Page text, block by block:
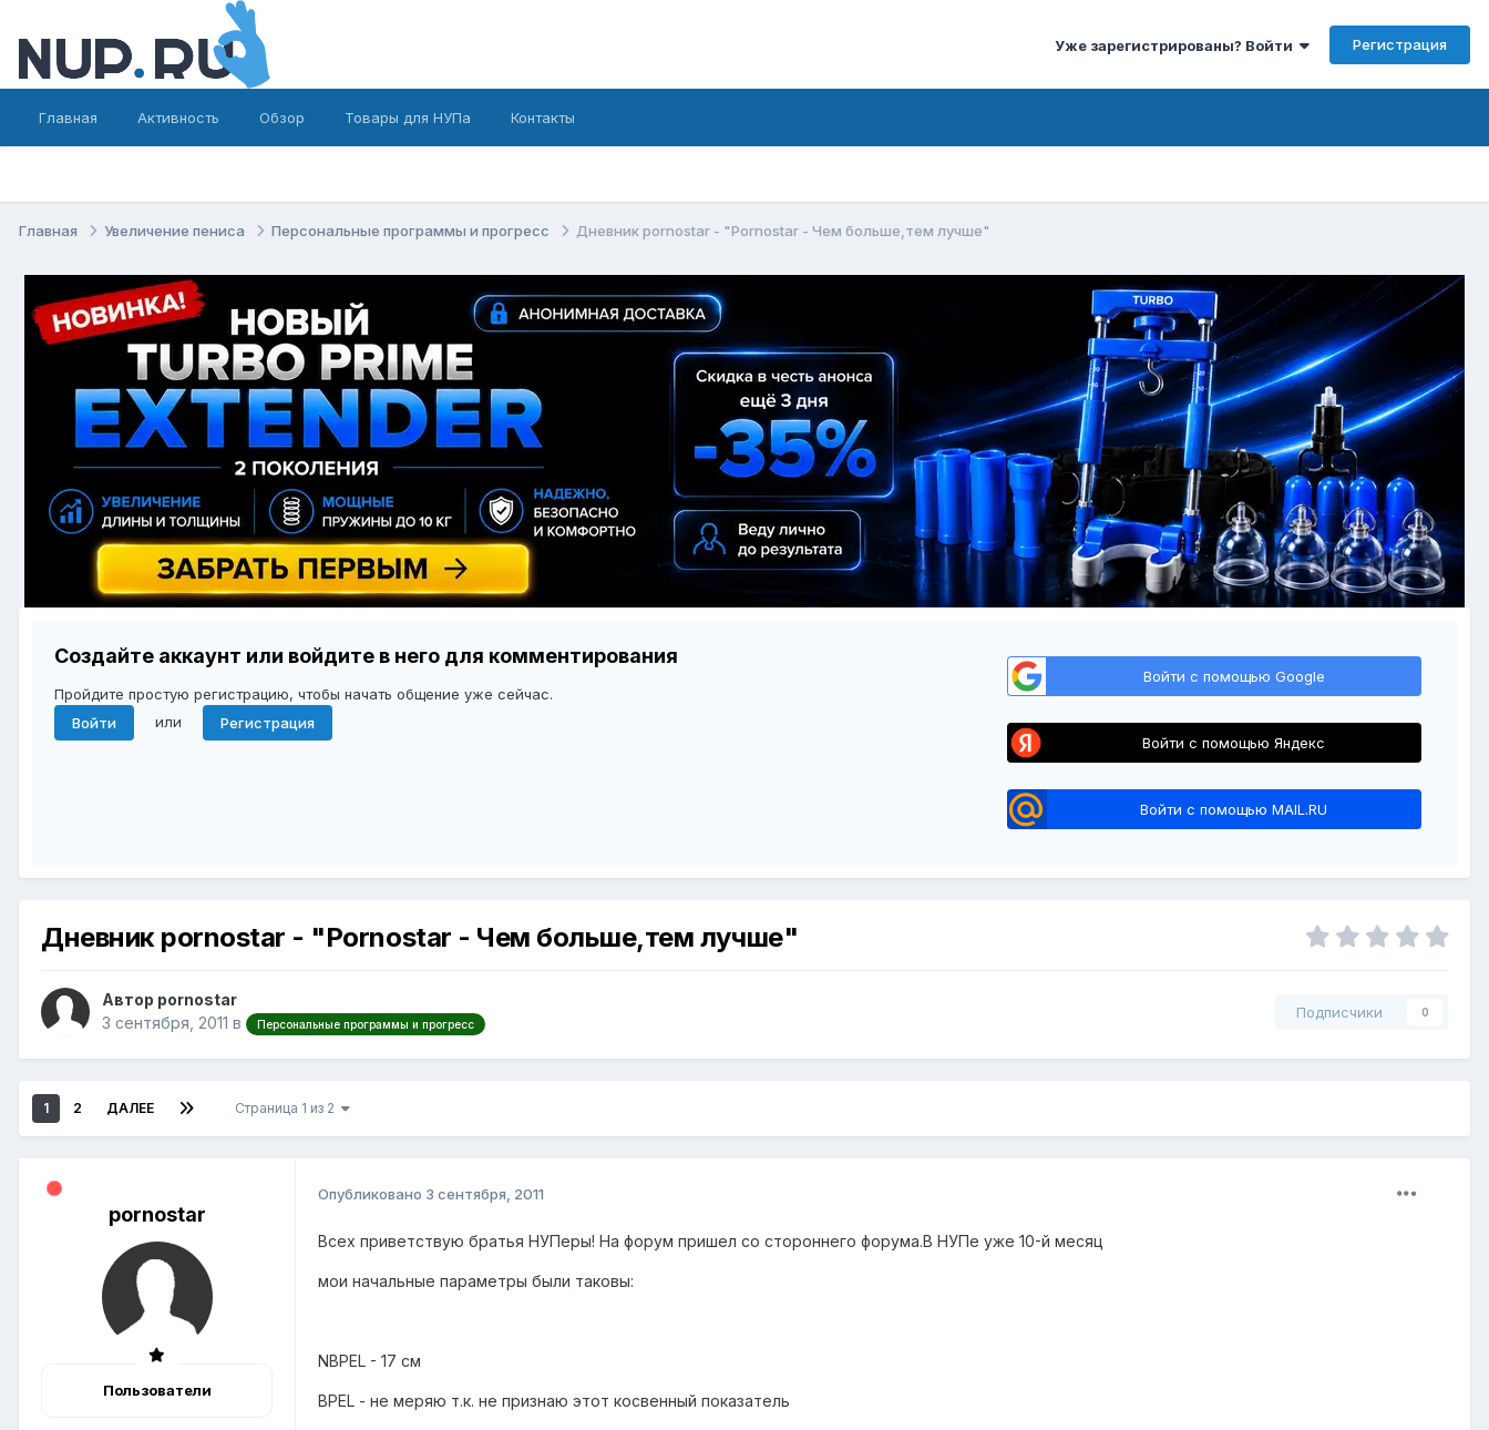
Уже зарегистрированы? Войти Регистрация
Главная Активность Обзор Товары для НУПа Контакты
Главная Увеличение пениса Персональные программы и прогресс Дневник pornostar - "Pornostar - Чем больше,тем лучше"
Создайте аккаунт или войдите в него для комментирования
Пройдите простую регистрацию, чтобы начать общение уже сейчас.
Войти
или Регистрация
Войти с помощью Google
Войти с помощью Яндекс
Войти с помощью MAIL.RU
Дневник pornostar - "Pornostar - Чем больше,тем лучше"
Автор pornostar
3 сентября, 2011 в Персональные программы и прогресс
Подписчики 0
1 2 ДАЛЕЕ Страница 1 из 2
pornostar
Пользователи
Опубликовано 3 сентября, 2011
Всех приветствую братья НУПеры! На форум пришел со стороннего форума.В НУПе уже 10-й месяц
мои начальные параметры были таковы:
NBPEL - 17 см
BPEL - не меряю т.к. не признаю этот косвенный показатель